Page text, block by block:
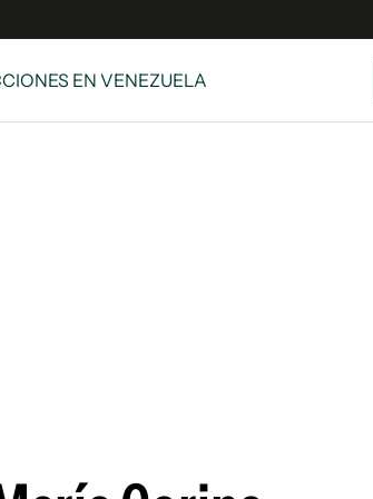
EN VENEZUELA